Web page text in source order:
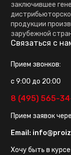
заключившее
продукции
зарубежной
Связаться с
Прием звонков:
с 9:00 до 20:00
8 (495) 565-
Прием заявок
Email:
Хочу быть в